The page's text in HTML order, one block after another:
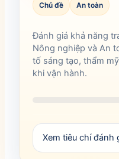
Chủ đề An toàn
Đánh giá khả năng
Nông nghiệp và An
tố sáng tạo, thẩm
khi vận hành.
Xem tiêu chí đánh